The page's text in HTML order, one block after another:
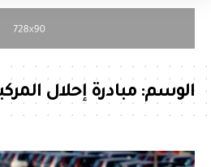
الوسم: مبادرة إحلال